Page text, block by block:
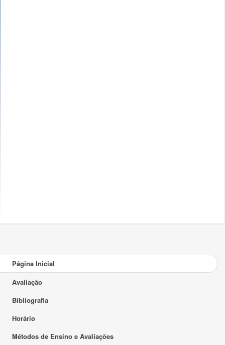
Página Inicial
Avaliação
Bibliografia
Horário
Métodos de Ensino e Avaliações